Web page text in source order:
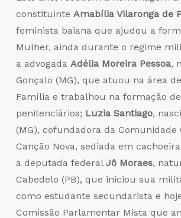
constituinte Amabília Vilaronga de
feminista baiana que ajudou a
Mulher, ainda durante o regime
a advogada Adélia Moreira Pessoa,
Gonçalo (MG), que atuou na área
Família e trabalhou na formação
penitenciários; Luzia Santiago,
(MG), cofundadora da Comunidade
Canção Nova, sediada em
a deputada federal Jô Moraes,
Cabedelo (PB), que iniciou sua
como estudante secundarista e
Comissão Parlamentar Mista que